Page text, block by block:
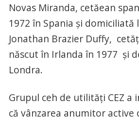
Novas Miranda, cetăean
1972 în Spania și domiciliată
Jonathan Brazier Duffy,
născut în Irlanda în 1977 și
Londra.
Grupul ceh de utilităţi CEZ a
că vânzarea anumitor active